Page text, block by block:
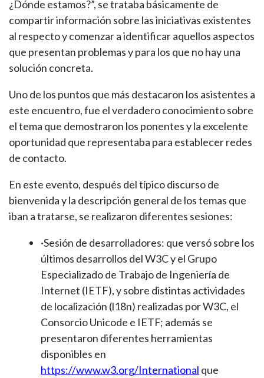
¿Dónde estamos?”, se trataba básicamente de
compartir información sobre las iniciativas existentes
al respecto y comenzar a identificar aquellos aspectos
que presentan problemas y para los que no hay una
solución concreta.
Uno de los puntos que más destacaron los asistentes a
este encuentro, fue el verdadero conocimiento sobre
el tema que demostraron los ponentes y la excelente
oportunidad que representaba para establecer redes
de contacto.
En este evento, después del típico discurso de
bienvenida y la descripción general de los temas que
iban a tratarse, se realizaron diferentes sesiones:
·Sesión de desarrolladores: que versó sobre los
últimos desarrollos del W3C y el Grupo
Especializado de Trabajo de Ingeniería de
Internet (IETF), y sobre distintas actividades
de localización (l18n) realizadas por W3C, el
Consorcio Unicode e IETF; además se
presentaron diferentes herramientas
disponibles en
https://www.w3.org/International que